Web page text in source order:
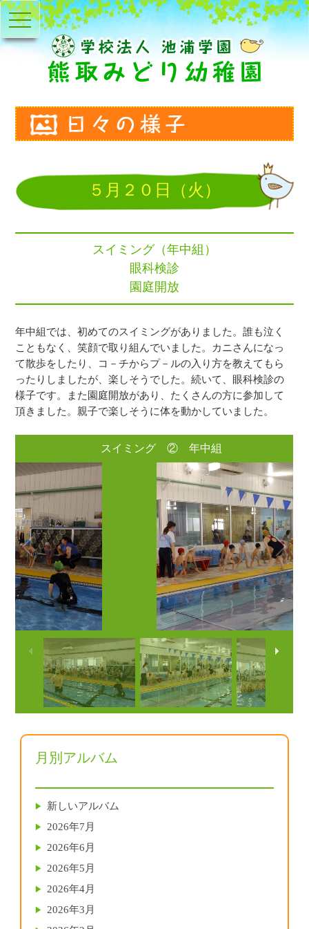
toggle
navigation
５月２０日（火）
スイミング（年中組）
眼科検診
園庭開放
年中組では、初めてのスイミングがありました。誰も泣く
こともなく、笑顔で取り組んでいました。カニさんになっ
て散歩をしたり、コ－チからプ－ルの入り方を教えてもら
ったりしましたが、楽しそうでした。続いて、眼科検診の
様子です。また園庭開放があり、たくさんの方に参加して
頂きました。親子で楽しそうに体を動かしていました。
スイミング ② 年中組
月別アルバム
新しいアルバム
2026年7月
2026年6月
2026年5月
2026年4月
2026年3月